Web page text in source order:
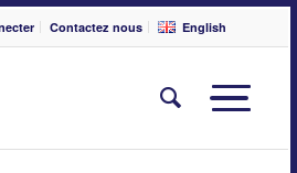
Contactez nous English